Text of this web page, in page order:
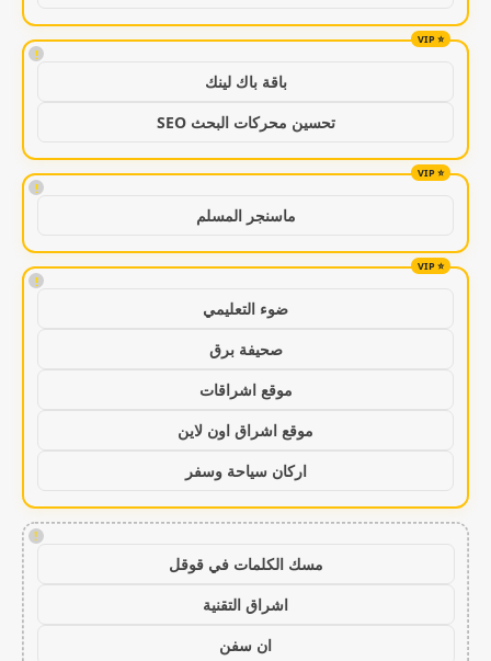
!
باقة باك لينك
تحسين محركات البحث SEO
!
ماسنجر المسلم
!
ضوء التعليمي
صحيفة برق
موقع اشراقات
موقع اشراق اون لاين
اركان سياحة وسفر
!
مسك الكلمات في قوقل
اشراق التقنية
ان سفن